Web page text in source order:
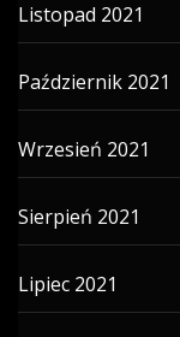
Listopad 2021
Październik 2021
Wrzesień 2021
Sierpień 2021
Lipiec 2021